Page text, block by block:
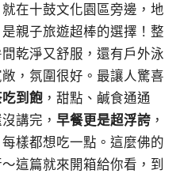
就在十鼓文化園區旁邊，地
親子旅遊超棒的選擇！整
乾淨又舒服，還有戶外泳
，氛圍很好。最讓人驚喜
到飽 ，甜點、鹹食通通
講完， 早餐更是超浮誇 ，
樣都想吃一點。這麼佛的
這篇就來開箱給你看，到